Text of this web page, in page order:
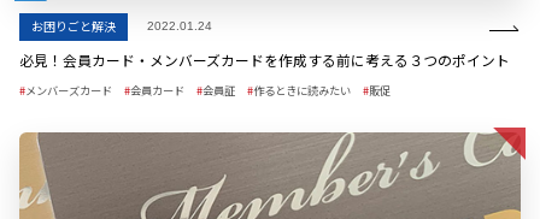
お困りごと解決 2022.01.24
必見！会員カード・メンバーズカードを作成する前に考える３つのポイント
メンバーズカード 会員カード 会員証 作るときに読みたい 販促